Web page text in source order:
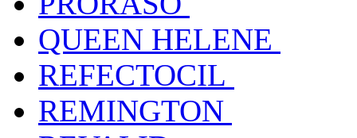
QUEEN HELENE
REFECTOCIL
REMINGTON